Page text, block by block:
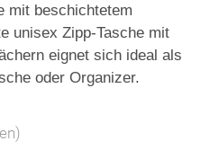
mit beschichtetem
unisex Zipp-Tasche mit
eignet sich ideal als
oder Organizer.
)